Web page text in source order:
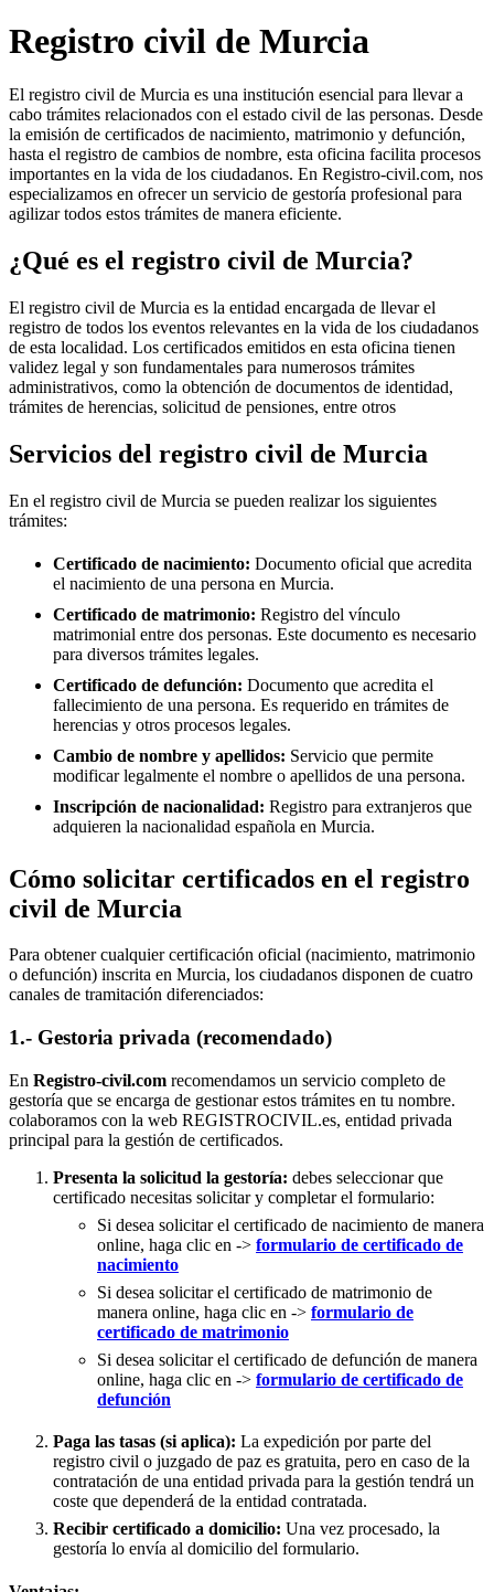
Registro civil de Murcia
El registro civil de Murcia es una institución esencial para llevar a
cabo trámites relacionados con el estado civil de las personas. Desde
la emisión de certificados de nacimiento, matrimonio y defunción,
hasta el registro de cambios de nombre, esta oficina facilita procesos
importantes en la vida de los ciudadanos. En Registro-civil.com, nos
especializamos en ofrecer un servicio de gestoría profesional para
agilizar todos estos trámites de manera eficiente.
¿Qué es el registro civil de Murcia?
El registro civil de Murcia es la entidad encargada de llevar el
registro de todos los eventos relevantes en la vida de los ciudadanos
de esta localidad. Los certificados emitidos en esta oficina tienen
validez legal y son fundamentales para numerosos trámites
administrativos, como la obtención de documentos de identidad,
trámites de herencias, solicitud de pensiones, entre otros
Servicios del registro civil de Murcia
En el registro civil de Murcia se pueden realizar los siguientes
trámites:
Certificado de nacimiento: Documento oficial que acredita
el nacimiento de una persona en Murcia.
Certificado de matrimonio: Registro del vínculo
matrimonial entre dos personas. Este documento es necesario
para diversos trámites legales.
Certificado de defunción: Documento que acredita el
fallecimiento de una persona. Es requerido en trámites de
herencias y otros procesos legales.
Cambio de nombre y apellidos: Servicio que permite
modificar legalmente el nombre o apellidos de una persona.
Inscripción de nacionalidad: Registro para extranjeros que
adquieren la nacionalidad española en Murcia.
Cómo solicitar certificados en el registro
civil de Murcia
Para obtener cualquier certificación oficial (nacimiento, matrimonio
o defunción) inscrita en Murcia, los ciudadanos disponen de cuatro
canales de tramitación diferenciados:
1.- Gestoria privada (recomendado)
En Registro-civil.com recomendamos un servicio completo de
gestoría que se encarga de gestionar estos trámites en tu nombre.
colaboramos con la web REGISTROCIVIL.es, entidad privada
principal para la gestión de certificados.
Presenta la solicitud la gestoría: debes seleccionar que
certificado necesitas solicitar y completar el formulario:
Si desea solicitar el certificado de nacimiento de manera
online, haga clic en -> formulario de certificado de
nacimiento
Si desea solicitar el certificado de matrimonio de
manera online, haga clic en -> formulario de
certificado de matrimonio
Si desea solicitar el certificado de defunción de manera
online, haga clic en -> formulario de certificado de
defunción
Paga las tasas (si aplica): La expedición por parte del
registro civil o juzgado de paz es gratuita, pero en caso de la
contratación de una entidad privada para la gestión tendrá un
coste que dependerá de la entidad contratada.
Recibir certificado a domicilio: Una vez procesado, la
gestoría lo envía al domicilio del formulario.